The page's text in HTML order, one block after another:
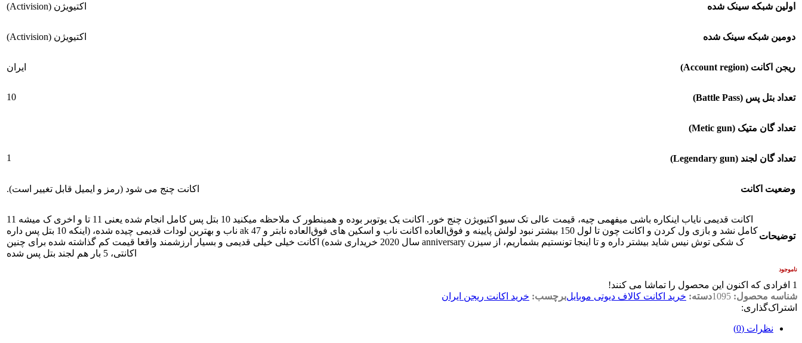
اولین شبکه سینک شده اکتیویژن (Activision)
دومین شبکه سینک شده اکتیویژن (Activision)
ریجن اکانت (Account region) ایران
تعداد بتل پس (Battle Pass) 10
تعداد گان متیک (Metic gun)
تعداد گان لجند (Legendary gun) 1
وضعیت اکانت اکانت چنج می شود (رمز و ایمیل قابل تغییر است).
توضیحات
اکانت قدیمی نایاب اینکاره باشی میفهمی چیه، قیمت عالی تک سیو اکتیویژن چنج خور‌. اکانت یک یوتوبر بوده و همینطور ک ملاحظه میکنید 10 بتل پس کامل انجام شده یعنی 11 تا و اخری ک میشه 11
کامل نشد و بازی ول کردن و اکانت چون تا لول 150 بیشتر نبود لولش پایینه و فوق‌العاده اکانت ناب و اسکین های فوق‌العاده نابتر و ak 47 ناب و بهترین لودات قدیمی چیده شده، (اینکه 10 بتل پس داره
ک شکی توش نیس شاید بیشتر داره و تا اینجا تونستیم بشماریم، از سیزن anniversary سال 2020 خریداری شده) اکانت خیلی خیلی قدیمی و بسیار ارزشمند واقعا قیمت کم گذاشته شده برای چنین
اکانتی، 5 بار هم لجند بتل پس شده
ناموجود
1 افرادی که اکنون این محصول را تماشا می کنند!
شناسه محصول: 1095دسته: خرید اکانت کالاف دیوتی موبایلبرچسب: خرید اکانت ریجن ایران
اشتراک‌گذاری:
نظرات (0)